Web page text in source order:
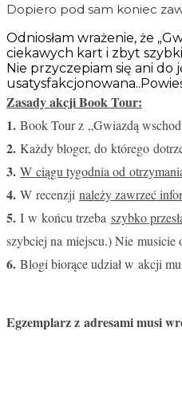
Dopiero pod sam koniec
Odniosłam wrażenie, że
ciekawych kart i zbyt
Nie przyczepiam się ani do
Zasady akcji Book Tour:
1. Book Tour z „Gwiazdą
2. Każdy bloger, do którego
3. W ciągu tygodnia od
4. W recenzji należy zawrzeć
5. I w końcu trzeba szybko
szybciej na miejscu.) Nie musicie
6. Blogi biorące udział w akcji
Egzemplarz z adresami musi